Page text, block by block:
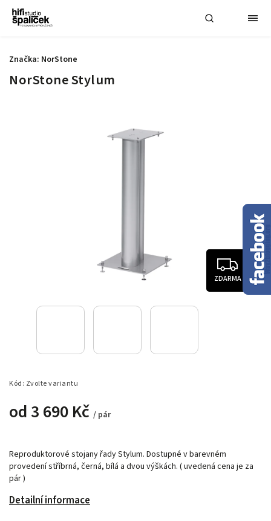
NorStone Stylum
ZDARMA
Kód: Zvolte variantu
od3 690 Kč / pár
Reproduktorové stojany řady Stylum. Dostupné v barevném
provedení stříbrná, černá, bílá a dvou výškách. ( uvedená cena je za
pár )
Detailní informace
Značka: NorStone